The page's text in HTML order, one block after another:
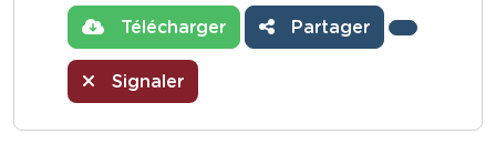
Télécharger Partager
Signaler